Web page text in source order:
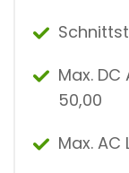
Max.
50,00
Max. AC